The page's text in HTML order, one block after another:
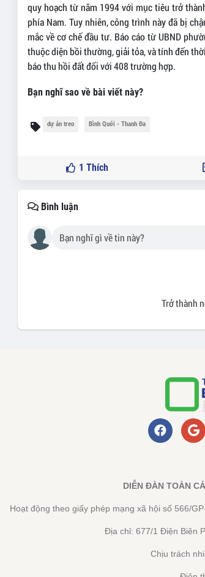
quy hoạch từ năm 1994 với mục tiêu trở
phía Nam. Tuy nhiên, công trình này đã bị
mắc về cơ chế đầu tư. Báo cáo từ UBND
thuộc diện bồi thường, giải tỏa, và tính đến
báo thu hồi đất đối với 408 trường hợp.
Bạn nghĩ sao về bài viết này?
dự án treo Bình Quới - Thanh Đa
1 Thích
Bình luận
Trở thành
DIỄN ĐÀN TOÀN
Hoạt động theo giấy phép mạng xã hội số 566/
Địa chỉ: 677/1 Điện Biên
Chịu trách